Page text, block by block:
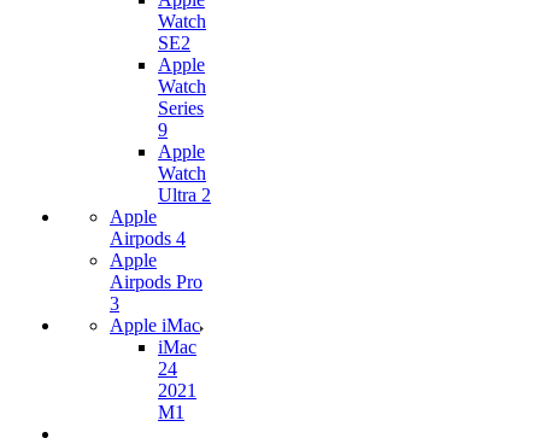
Watch
SE2
Apple
Watch
Series
9
Apple
Watch
Ultra 2
Apple
Airpods 4
Apple
Airpods Pro
3
Apple iMac
iMac
24
2021
M1